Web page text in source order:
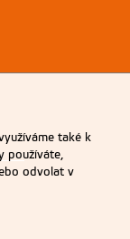
také k
používáte,
odvolat v